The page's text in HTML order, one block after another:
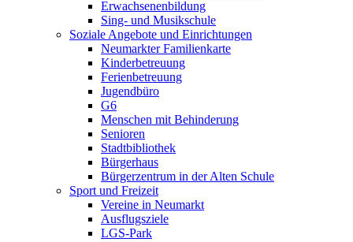
Erwachsenenbildung
Sing- und Musikschule
Soziale Angebote und Einrichtungen
Neumarkter Familienkarte
Kinderbetreuung
Ferienbetreuung
Jugendbüro
G6
Menschen mit Behinderung
Senioren
Stadtbibliothek
Bürgerhaus
Bürgerzentrum in der Alten Schule
Sport und Freizeit
Vereine in Neumarkt
Ausflugsziele
LGS-Park